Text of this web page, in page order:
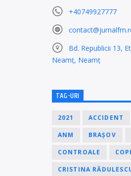
+40749927777
Bd. Republicii 13,
Neamț, Neamț
TAG-URI
2021 ACCIDENT
ANM BRAȘOV
CONTROALE
CRISTINA